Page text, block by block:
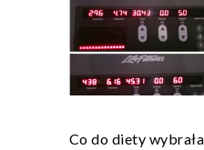
Co do diety